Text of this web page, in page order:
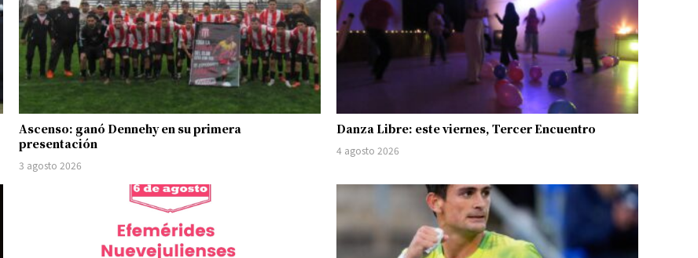
Ascenso: ganó Dennehy en su primera
presentación
3 agosto 2026
Danza Libre: este viernes, Tercer Encuentro
4 agosto 2026